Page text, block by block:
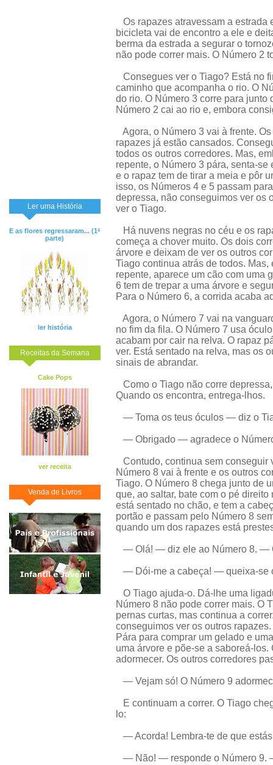
Ler uma História
E as flores regressaram... (1ª
parte)
ler história
Receitas da Semana
Cake Pops
ver receita
Venda de Livros
Os rapazes atravessam a estrada
bicicleta vai de encontro a ele e
berma da estrada a segurar o
não pode correr mais. O Número 2
Consegues ver o Tiago? Está no
caminho que acompanha o rio. O
do rio. O Número 3 corre para junto
Número 2 cai ao rio e, embora
Agora, o Número 3 vai à frente.
rapazes já estão cansados.
todos os outros corredores. Mas,
repente, o Número 3 pára, senta-
e o rapaz tem de tirar a meia e pôr
isso, os Números 4 e 5 passam
depressa, não conseguimos ver os
ver o Tiago.
Há nuvens negras no céu e os
começa a chover muito. Os dois
árvore e deixam de ver os outros
Tiago continua atrás de todos.
repente, aparece um cão com uma
6 tem de trepar a uma árvore e
Para o Número 6, a corrida acaba
Agora, o Número 7 vai na
no fim da fila. O Número 7 usa
acabam por cair na relva. O rapaz
ver. Está sentado na relva, mas os
sinais de abrandar.
Como o Tiago não corre
Quando os encontra, entrega-lhos.
— Toma os teus óculos — diz o
— Obrigado — agradece o
Contudo, continua sem conseguir
Número 8 vai à frente e os outros
Tiago. O Número 8 chega junto de
que, ao saltar, bate com o pé
está sentado no chão, e tem a
portão e passam pelo Número 8
quando um dos rapazes está
— Olá! — diz ele ao Número 8. —
— Dói-me a cabeça! — queixa-se
O Tiago ajuda-o. Dá-lhe uma
Número 8 não pode correr mais. O
pernas curtas, mas continua a
conseguimos ver os outros
Pára para comprar um gelado e
uma árvore e põe-se a saboreá-
adormecer. Os outros corredores
— Vejam só! O Número 9
E continuam a correr. O Tiago
lo:
— Acorda! Lembra-te de que
— Não! — responde o Número 9.